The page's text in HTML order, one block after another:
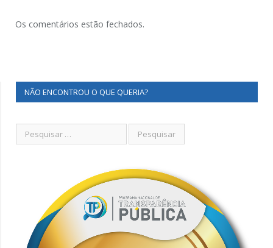
Os comentários estão fechados.
NÃO ENCONTROU O QUE QUERIA?